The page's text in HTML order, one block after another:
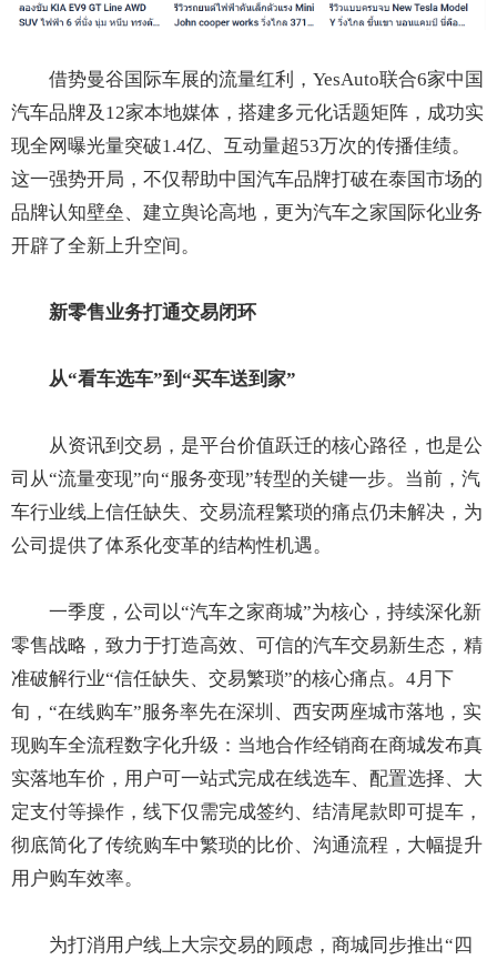
借势曼谷国际车展的流量红利，YesAuto联合6家中国
汽车品牌及12家本地媒体，搭建多元化话题矩阵，成功实
现全网曝光量突破1.4亿、互动量超53万次的传播佳绩。
这一强势开局，不仅帮助中国汽车品牌打破在泰国市场的
品牌认知壁垒、建立舆论高地，更为汽车之家国际化业务
开辟了全新上升空间。
新零售业务打通交易闭环
从“看车选车”到“买车送到家”
从资讯到交易，是平台价值跃迁的核心路径，也是公
司从“流量变现”向“服务变现”转型的关键一步。当前，汽
车行业线上信任缺失、交易流程繁琐的痛点仍未解决，为
公司提供了体系化变革的结构性机遇。
一季度，公司以“汽车之家商城”为核心，持续深化新
零售战略，致力于打造高效、可信的汽车交易新生态，精
准破解行业“信任缺失、交易繁琐”的核心痛点。4月下
旬，“在线购车”服务率先在深圳、西安两座城市落地，实
现购车全流程数字化升级：当地合作经销商在商城发布真
实落地车价，用户可一站式完成在线选车、配置选择、大
定支付等操作，线下仅需完成签约、结清尾款即可提车，
彻底简化了传统购车中繁琐的比价、沟通流程，大幅提升
用户购车效率。
为打消用户线上大宗交易的顾虑，商城同步推出“四